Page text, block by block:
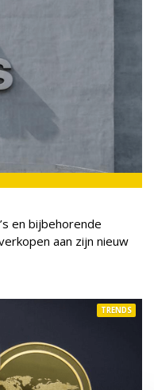
en bijbehorende
aan zijn nieuw
TRENDS